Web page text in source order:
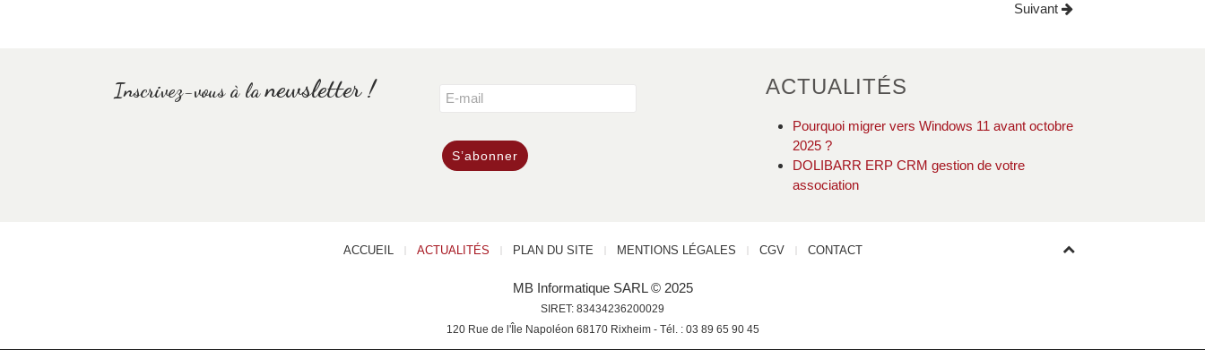
Suivant
Inscrivez-vous à lanewsletter ! ACTUALITÉS
Pourquoi migrer vers Windows 11 avant octobre
2025 ?
DOLIBARR ERP CRM gestion de votre
association
ACCUEIL ACTUALITÉS PLAN DU SITE MENTIONS LÉGALES CGV CONTACT
MB Informatique SARL © 2025
SIRET: 83434236200029
120 Rue de l'Île Napoléon 68170 Rixheim - Tél. : 03 89 65 90 45